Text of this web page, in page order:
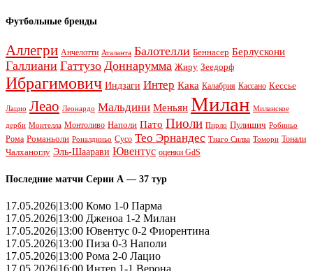
Футбольные бренды
Аллегри Анчелотти Аталанта Балотелли Беннасер Берлускони
Галлиани Гаттузо Доннарумма Жиру Зеедорф
Ибрагимович Индзаги Интер Кака Калабрия Кассано Кессье
Лацио Леао Леонардо Мальдини Меньян Милан Миланское
дерби Монтелла Монтоливо Наполи Пато Пиоли Пирло Пулишич Робиньо
Рома Романьоли Роналдиньо Сусо Тео Эрнандес Тиаго Силва Томори Тонали
Чалханоглу Эль-Шаарави Ювентус оценки GdS
Последние матчи Серии А — 37 тур
17.05.2026|13:00 Комо 1-0 Парма
17.05.2026|13:00 Дженоа 1-2 Милан
17.05.2026|13:00 Ювентус 0-2 Фиорентина
17.05.2026|13:00 Пиза 0-3 Наполи
17.05.2026|13:00 Рома 2-0 Лацио
17.05.2026|16:00 Интер 1-1 Верона